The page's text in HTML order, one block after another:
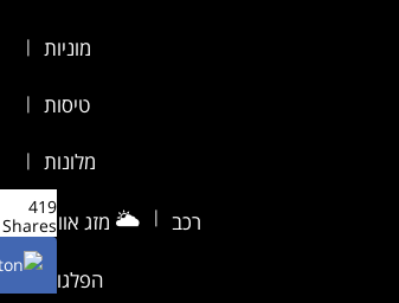
מוניות |
טיסות |
מלונות |
רכב |
🌥️ מזג אוויר |
הפלגות |
419
Shares